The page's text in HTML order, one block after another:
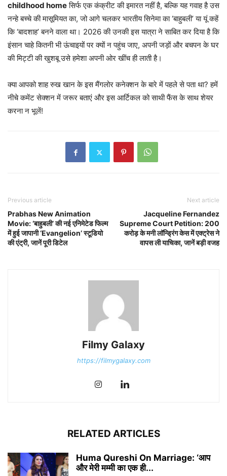
childhood homeसिर्फ एक कंक्रीट की इमारत नहीं है, बल्कि यह गवाह है उस
नन्हे बच्चे की मासूमियत का, जो आगे चलकर भारतीय सिनेमा का ‘बाहुबली’ या यूं कहें
कि ‘बादशाह’ बनने वाला था। 2026 की उनकी इस यात्रा ने साबित कर दिया है कि
इंसान चाहे कितनी भी ऊंचाइयों पर क्यों न पहुंच जाए, अपनी जड़ों और बचपन के घर
की मिट्टी की खुशबू उसे हमेशा अपनी ओर खींच ही लाती है।
क्या आपको शाह रुख खान के इस मैंगलोर कनेक्शन के बारे में पहले से पता था? हमें
नीचे कमेंट सेक्शन में जरूर बताएं और इस आर्टिकल को साथी फैंस के साथ शेयर
करना न भूलें!
Previous article
Prabhas New Animation
Movie: ‘बाहुबली’ की नई एनिमेटेड फिल्म
में हुई जापानी ‘Evangelion’ स्टूडियो
की एंट्री, जानें पूरी डिटेल
Next article
Jacqueline Fernandez
Supreme Court Petition: 200
करोड़ के मनी लॉन्ड्रिंग केस में एक्ट्रेस ने
वापस ली याचिका, जानें बड़ी वजह
Filmy Galaxy
https://filmygalaxy.com
RELATED ARTICLES
Huma Qureshi On Marriage: ‘आप
और मेरी मम्मी का एक ही...